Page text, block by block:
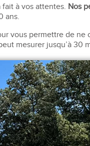
à vos attentes. Nos
ans.
vous permettre de
mesurer jusqu’à 30